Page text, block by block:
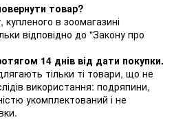
товар?
в зоомагазині
відповідно до "Закону про
14 днів від дати покупки.
тільки ті товари, що не
використання: подряпини,
укомплектований і не